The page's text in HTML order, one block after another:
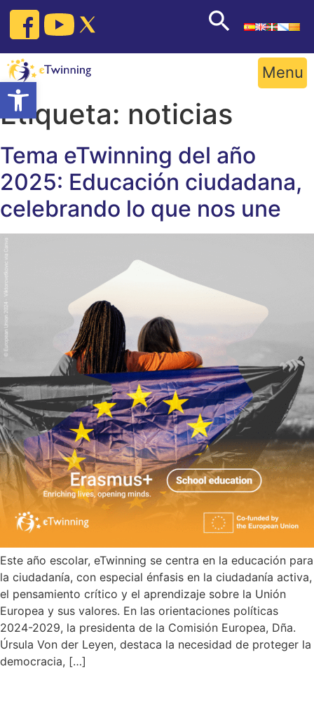
Open toolbar
Skip
content
Menu
Etiqueta: noticias
Tema eTwinning del año
2025: Educación ciudadana,
celebrando lo que nos une
Este año escolar, eTwinning se centra en la educación para
la ciudadanía, con especial énfasis en la ciudadanía activa,
el pensamiento crítico y el aprendizaje sobre la Unión
Europea y sus valores. En las orientaciones políticas
2024-2029, la presidenta de la Comisión Europea, Dña.
Úrsula Von der Leyen, destaca la necesidad de proteger la
democracia, […]